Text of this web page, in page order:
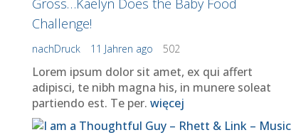
Challenge!
nachDruck 11 Jahren ago 502
Lorem ipsum dolor sit amet, ex qui affert
adipisci, te nibh magna his, in munere soleat
partiendo est. Te per. więcej